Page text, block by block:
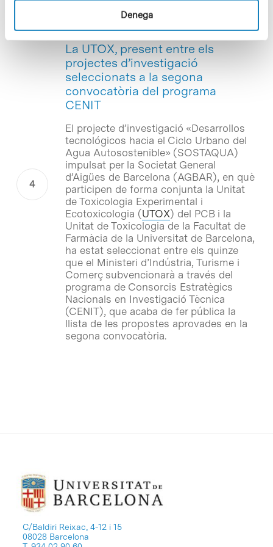
Denega
La UTOX, present entre els
projectes d’investigació
seleccionats a la segona
convocatòria del programa
CENIT
Notícies
El projecte d’investigació «Desarrollos
tecnológicos hacia el Ciclo Urbano del
Agua Autosostenible» (SOSTAQUA)
impulsat per la Societat General
d’Aigües de Barcelona (AGBAR), en què
participen de forma conjunta la Unitat
de Toxicologia Experimental i
Ecotoxicologia (UTOX) del PCB i la
Unitat de Toxicologia de la Facultat de
Farmàcia de la Universitat de Barcelona,
ha estat seleccionat entre els quinze
que el Ministeri d’Indústria, Turisme i
Comerç subvencionarà a través del
programa de Consorcis Estratègics
Nacionals en Investigació Tècnica
(CENIT), que acaba de fer pública la
llista de les propostes aprovades en la
segona convocatòria.
C/Baldiri Reixac, 4-12 i 15
08028 Barcelona